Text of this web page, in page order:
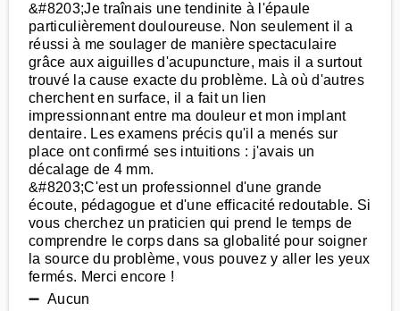
&#8203;Je traînais une tendinite à l'épaule
particulièrement douloureuse. Non seulement il a
réussi à me soulager de manière spectaculaire
grâce aux aiguilles d'acupuncture, mais il a surtout
trouvé la cause exacte du problème. Là où d'autres
cherchent en surface, il a fait un lien
impressionnant entre ma douleur et mon implant
dentaire. Les examens précis qu'il a menés sur
place ont confirmé ses intuitions : j'avais un
décalage de 4 mm.
&#8203;C'est un professionnel d'une grande
écoute, pédagogue et d'une efficacité redoutable. Si
vous cherchez un praticien qui prend le temps de
comprendre le corps dans sa globalité pour soigner
la source du problème, vous pouvez y aller les yeux
fermés. Merci encore !
➖ Aucun